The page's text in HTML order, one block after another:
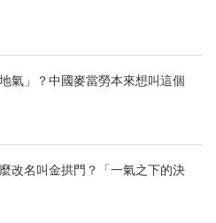
氣」？中國麥當勞本來想叫這個
改名叫金拱門？「一氣之下的決